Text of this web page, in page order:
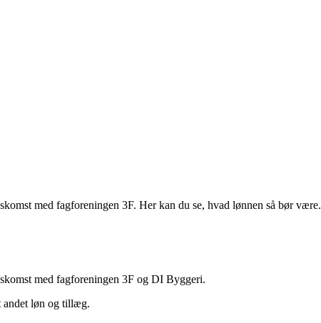
med fagforeningen 3F. Her kan du se, hvad lønnen så bør være.
med fagforeningen 3F og DI Byggeri.
andet løn og tillæg.